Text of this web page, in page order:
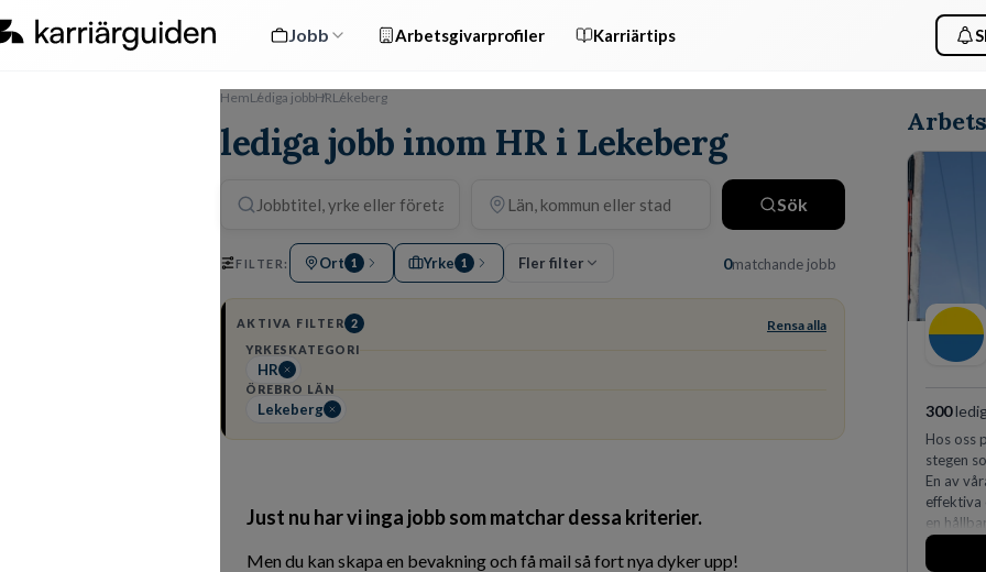
Jobb Arbetsgivarprofiler Karriärtips
HemLediga jobbHRLekeberg
lediga jobb inom HR i Lekeberg
Sök
FILTER: Ort 1 Yrke 1 Fler filter 0matchande jobb
AKTIVA FILTER 2 Rensa alla
YRKESKATEGORI
HR
ÖREBRO LÄN
Lekeberg
Just nu har vi inga jobb som matchar dessa kriterier.
Men du kan skapa en bevakning och få mail så fort nya dyker upp!
300
Hos oss
stegen
En av
effektiva
en
fler